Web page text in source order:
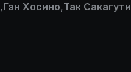
,Гэн Хосино,Так Сакагути